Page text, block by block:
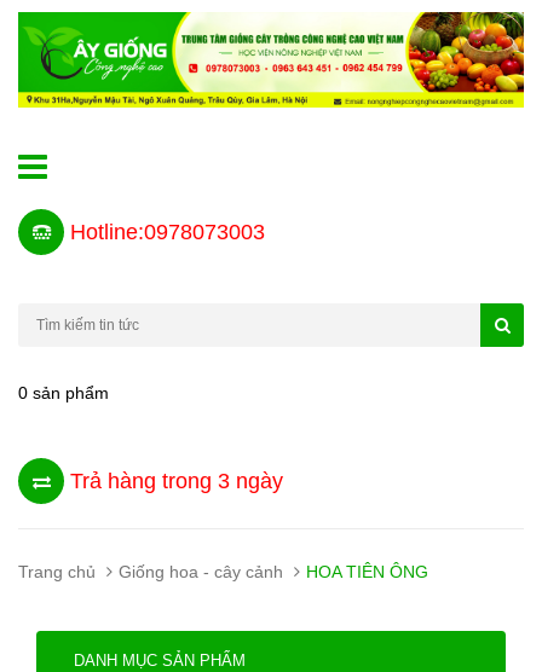
Hotline:0978073003
0 sản phẩm
Trả hàng trong 3 ngày
Trang chủ Giống hoa - cây cảnh HOA TIÊN ÔNG
DANH MỤC SẢN PHẨM